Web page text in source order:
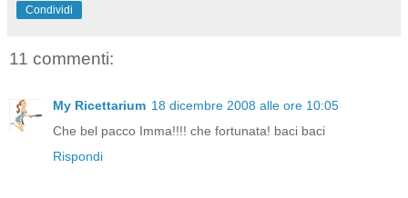
Condividi
11 commenti:
My Ricettarium 18 dicembre 2008 alle ore 10:05
Che bel pacco Imma!!!! che fortunata! baci baci
Rispondi